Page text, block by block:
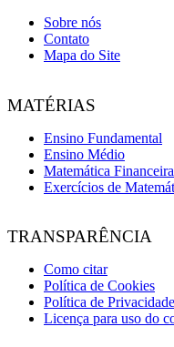
Sobre nós
Contato
Mapa do Site
MATÉRIAS
Ensino Fundamental
Ensino Médio
Matemática Financeira
Exercícios de
TRANSPARÊNCIA
Como citar
Política de Cookies
Política de Privacidade
Licença para uso do